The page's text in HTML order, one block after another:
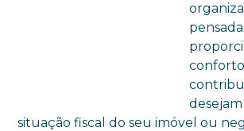
situação fiscal do seu imóvel ou